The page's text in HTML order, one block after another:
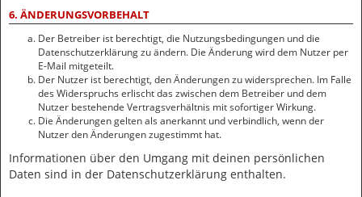
6. ÄNDERUNGSVORBEHALT
Der Betreiber ist berechtigt, die Nutzungsbedingungen und die
Datenschutzerklärung zu ändern. Die Änderung wird dem Nutzer per
E-Mail mitgeteilt.
Der Nutzer ist berechtigt, den Änderungen zu widersprechen. Im Falle
des Widerspruchs erlischt das zwischen dem Betreiber und dem
Nutzer bestehende Vertragsverhältnis mit sofortiger Wirkung.
Die Änderungen gelten als anerkannt und verbindlich, wenn der
Nutzer den Änderungen zugestimmt hat.
Informationen über den Umgang mit deinen persönlichen
Daten sind in der Datenschutzerklärung enthalten.